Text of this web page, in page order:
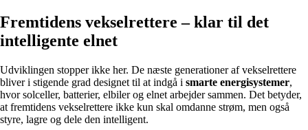
Fremtidens vekselrettere – klar til det
intelligente elnet
Udviklingen stopper ikke her. De næste generationer af vekselrettere
bliver i stigende grad designet til at indgå i smarte energisystemer,
hvor solceller, batterier, elbiler og elnet arbejder sammen. Det betyder,
at fremtidens vekselrettere ikke kun skal omdanne strøm, men også
styre, lagre og dele den intelligent.